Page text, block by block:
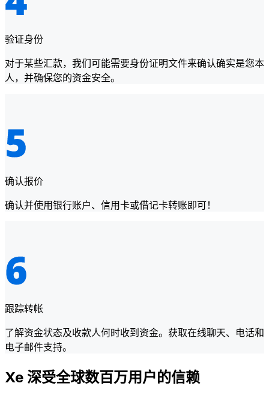
验证身份
对于某些汇款，我们可能需要身份证明文件来确认确实是您本
人，并确保您的资金安全。
确认报价
确认并使用银行账户、信用卡或借记卡转账即可！
跟踪转帐
了解资金状态及收款人何时收到资金。获取在线聊天、电话和
电子邮件支持。
Xe 深受全球数百万用户的信赖